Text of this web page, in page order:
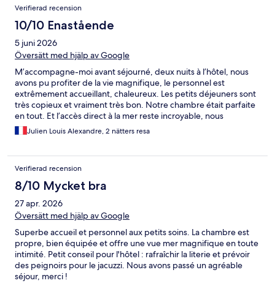
Verifierad recension
10/10 Enastående
5 juni 2026
Översätt med hjälp av Google
M’accompagne-moi avant séjourné, deux nuits à l’hôtel, nous
avons pu profiter de la vie magnifique, le personnel est
extrêmement accueillant, chaleureux. Les petits déjeuners sont
très copieux et vraiment très bon. Notre chambre était parfaite
en tout. Et l’accès direct à la mer reste incroyable, nous
reviendrons et nous recommandons.
Julien Louis Alexandre, 2 nätters resa
Verifierad recension
8/10 Mycket bra
27 apr. 2026
Översätt med hjälp av Google
Superbe accueil et personnel aux petits soins. La chambre est
propre, bien équipée et offre une vue mer magnifique en toute
intimité. Petit conseil pour l'hôtel : rafraîchir la literie et prévoir
des peignoirs pour le jacuzzi. Nous avons passé un agréable
séjour, merci !